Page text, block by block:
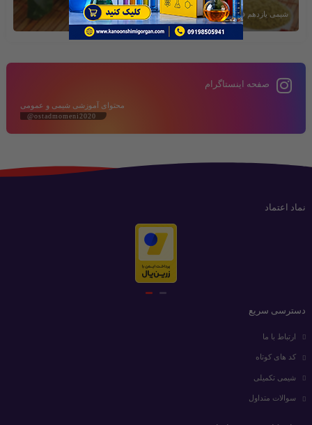
شیمی یازدهم فصل دوم
صفحه اینستاگرام
محتوای آموزشی شیمی و عمومی
@ostadmomeni2020
نماد اعتماد
دسترسی سریع
ارتباط با ما
کد های کوتاه
شیمی تکمیلی
سوالات متداول